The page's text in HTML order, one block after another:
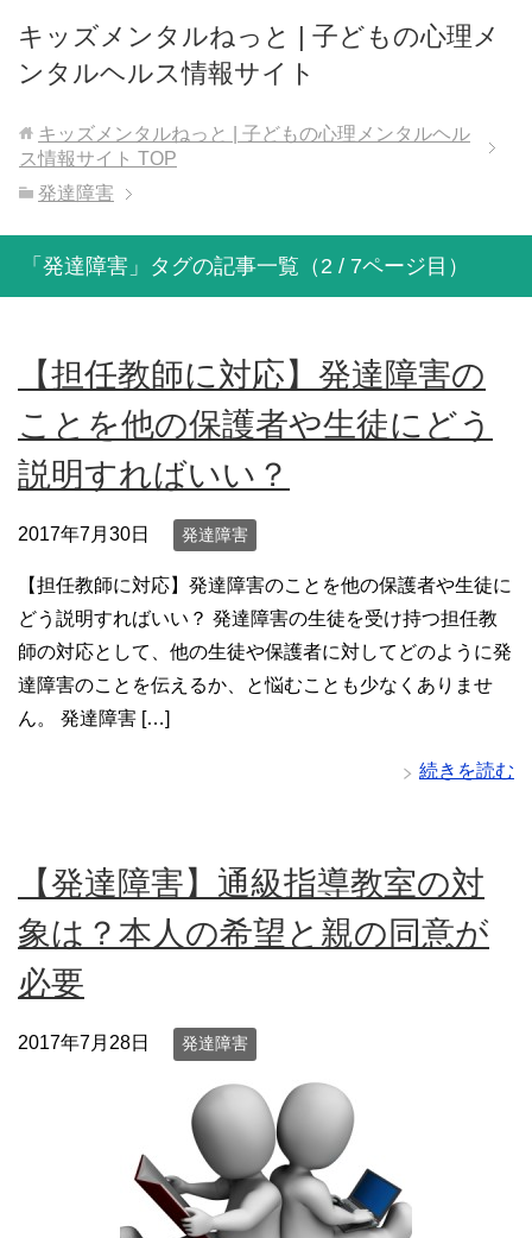
キッズメンタルねっと | 子どもの心理メ
ンタルヘルス情報サイト
キッズメンタルねっと | 子どもの心理メンタルヘル
ス情報サイト TOP
発達障害
「発達障害」タグの記事一覧（2 / 7ページ目）
【担任教師に対応】発達障害の
ことを他の保護者や生徒にどう
説明すればいい？
2017年7月30日 発達障害
【担任教師に対応】発達障害のことを他の保護者や生徒に
どう説明すればいい？ 発達障害の生徒を受け持つ担任教
師の対応として、他の生徒や保護者に対してどのように発
達障害のことを伝えるか、と悩むことも少なくありませ
ん。 発達障害 […]
続きを読む
【発達障害】通級指導教室の対
象は？本人の希望と親の同意が
必要
2017年7月28日 発達障害